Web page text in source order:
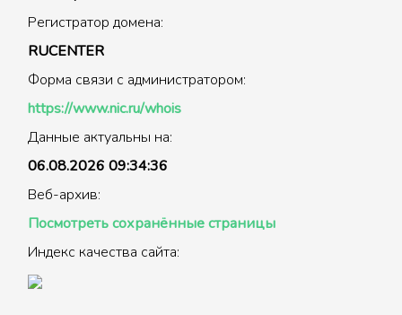
Регистратор домена:
RUCENTER
Форма связи с администратором:
https://www.nic.ru/whois
Данные актуальны на:
06.08.2026 09:34:36
Веб-архив:
Посмотреть сохранённые страницы
Индекс качества сайта: